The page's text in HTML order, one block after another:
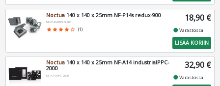
Noctua 140 x 140 x 25mm NF-P14s redux-900
NF-P14S-REDUX-900
star star star star star_border (1)
18,90 €
fiber_manual_recordVarastossa
LISÄÄ KORIIN
Noctua 140 x 140 x 25mm NF-A14 industrialPPC-
2000
NF-A14-IPPC-2000
32,90 €
fiber_manual_recordVarastossa